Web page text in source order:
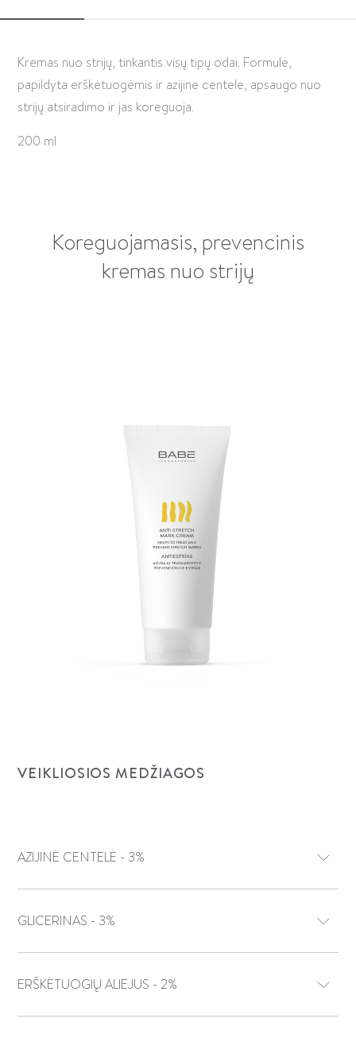
Kremas nuo strijų, tinkantis visų tipų odai. Formulė,
papildyta erškėtuogėmis ir azijine centele, apsaugo nuo
strijų atsiradimo ir jas koreguoja.
200 ml
Koreguojamasis, prevencinis
kremas nuo strijų
VEIKLIOSIOS MEDŽIAGOS
AZIJINĖ CENTELĖ - 3%
GLICERINAS - 3%
ERŠKĖTUOGIŲ ALIEJUS - 2%